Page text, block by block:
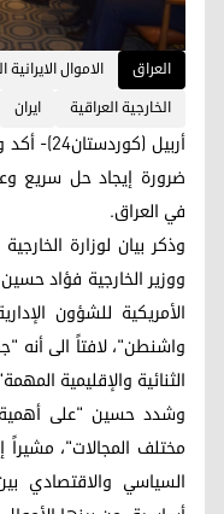
العراق الاموال
الخارجية العراقية
ايران
أربيل
ضرورة إيجاد حل سريع
في العراق.
وذكر بيان لوزارة
ووزير الخارجية فؤاد
الأمريكية للشؤون
واشنطن"، لافتاً الى أنه
الثنائية والإقليمية
وشدد حسين "على أهمية
مختلف المجالات"، مشيراً
السياسي والاقتصادي